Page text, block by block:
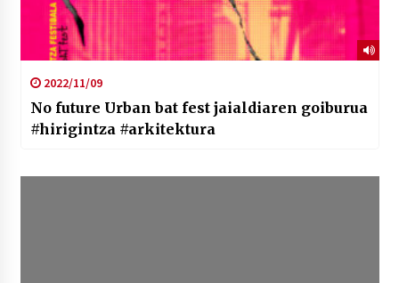
2022/11/09
No future Urban bat fest jaialdiaren goiburua
#hirigintza #arkitektura